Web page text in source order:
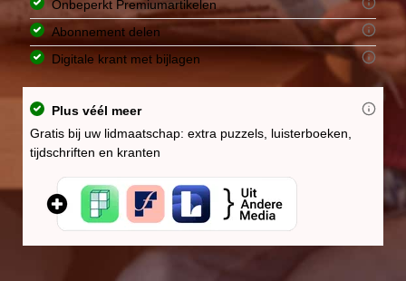
Onbeperkt Premiumartikelen
Abonnement delen
Digitale krant met bijlagen
Plus véél meer
Gratis bij uw lidmaatschap: extra puzzels, luisterboeken,
tijdschriften en kranten